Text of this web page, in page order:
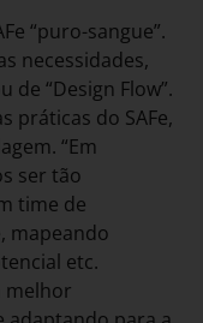
“puro-sangue”.
necessidades,
“Design Flow”.
práticas do SAFe,
“Em
ser tão
time de
mapeando
etc.
melhor